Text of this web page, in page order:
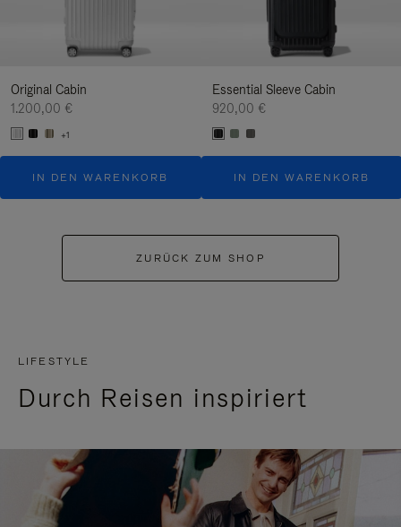
Original Cabin
1.200,00 €
+1
IN DEN WARENKORB
Essential Sleeve Cabin
920,00 €
IN DEN WARENKORB
ZURÜCK ZUM SHOP
LIFESTYLE
Durch Reisen inspiriert